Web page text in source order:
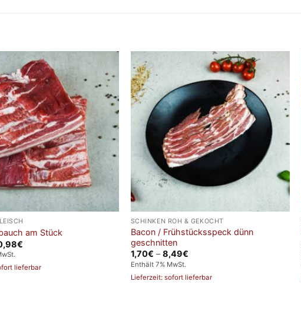
am Stück
€Preisspanne:
10,98€
lieferbar
SCHINKEN ROH & GEKOCHT
Bacon / Frühstücksspeck dünn
geschnitten
1,70€ –8,49€Preisspanne:
8,49€
Enthält 7% MwSt.
Lieferzeit: sofort lieferbar